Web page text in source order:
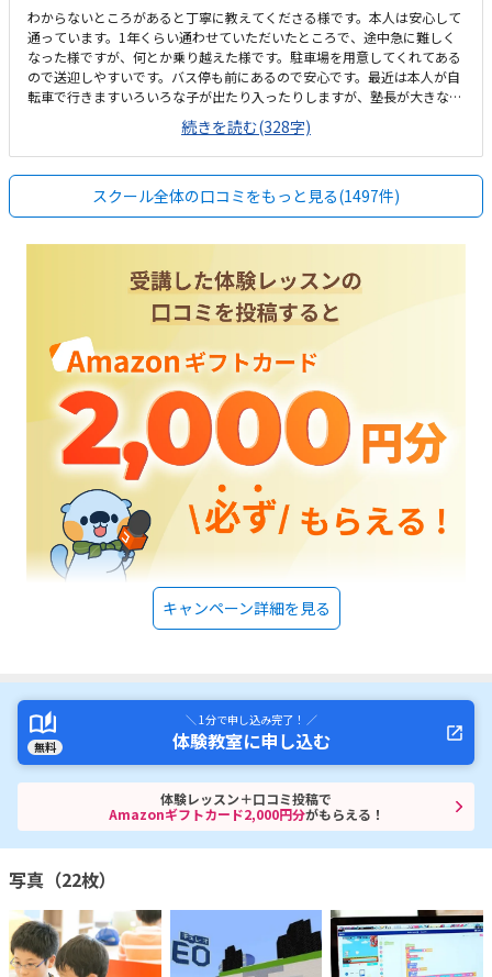
わからないところがあると丁寧に教えてくださる様です。本人は安心して
通っています。1年くらい通わせていただいたところで、途中急に難しく
なった様ですが、何とか乗り越えた様です。駐車場を用意してくれてある
ので送迎しやすいです。バス停も前にあるので安心です。最近は本人が自
転車で行きますいろいろな子が出たり入ったりしますが、塾長が大きな声
で挨拶してくれるおかげかみんなきちんと挨拶をして入ってきます安いと
ありがたいですが、現在でも満足です。もともと予算は考えてなかったの
ですが、思ったよりも高いなと思った気がしますが、子供が楽しそうに通
っているので頑張ります。わからないところがあっても丁寧に指導しても
らえる様です。楽しく通わせてもらってます。特に思い当たりません
続きを読む(328字)
スクール全体の口コミをもっと見る(1497件)
キャンペーン詳細を見る
無料
＼ 1分で申し込み完了！ ／
体験教室に申し込む
体験レッスン＋口コミ投稿で
Amazonギフトカード2,000円分がもらえる！
写真（22枚）